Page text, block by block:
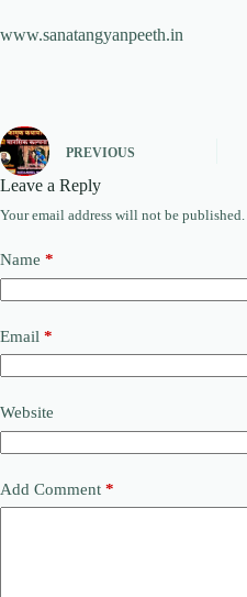
www.sanatangyanpeeth.in
PREVIOUS
Leave a Reply
Your email address will not be published.
Name *
Email *
Website
Add Comment *